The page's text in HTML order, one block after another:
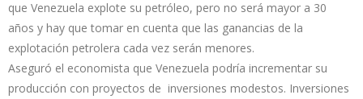
que Venezuela explote su petróleo, pero no será mayor a 30
años y hay que tomar en cuenta que las ganancias de la
explotación petrolera cada vez serán menores.
Aseguró el economista que Venezuela podría incrementar su
producción con proyectos de inversiones modestos. Inversiones